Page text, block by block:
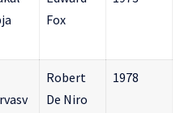
Fox
Robert
De Niro
1978